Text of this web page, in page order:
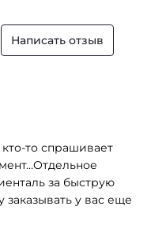
Написать отзыв
то спрашивает
за быструю
у вас еще